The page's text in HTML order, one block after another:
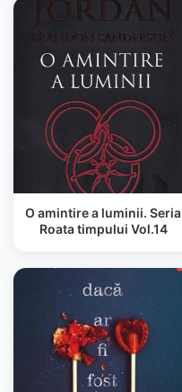
O amintire a luminii. Seria
Roata timpului Vol.14